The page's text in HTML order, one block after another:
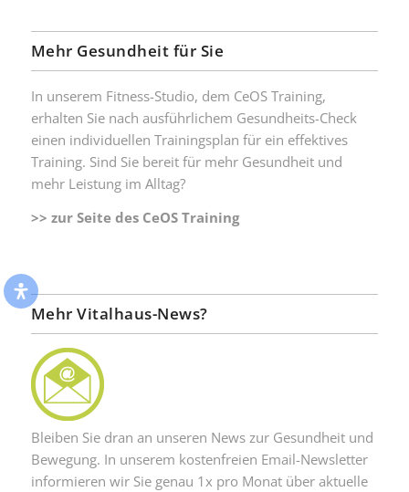
Mehr Gesundheit für Sie
In unserem Fitness-Studio, dem CeOS Training,
erhalten Sie nach ausführlichem Gesundheits-Check
einen individuellen Trainingsplan für ein effektives
Training. Sind Sie bereit für mehr Gesundheit und
mehr Leistung im Alltag?
>> zur Seite des CeOS Training
Mehr Vitalhaus-News?
Bleiben Sie dran an unseren News zur Gesundheit und
Bewegung. In unserem kostenfreien Email-Newsletter
informieren wir Sie genau 1x pro Monat über aktuelle